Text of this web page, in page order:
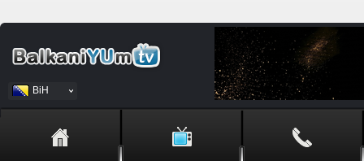
BiH
Srpski